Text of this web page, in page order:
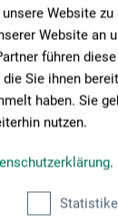
Website
Website an
führen
Sie ihnen
haben. Sie
nutzen.
.